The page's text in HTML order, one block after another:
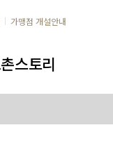
가맹점 개설안내
스토리